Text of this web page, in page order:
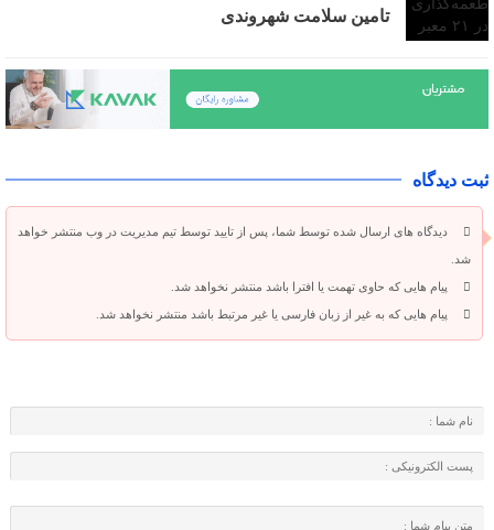
تامین سلامت شهروندی
ثبت دیدگاه
دیدگاه های ارسال شده توسط شما، پس از تایید توسط تیم مدیریت در وب منتشر خواهد
شد.
پیام هایی که حاوی تهمت یا افترا باشد منتشر نخواهد شد.
پیام هایی که به غیر از زبان فارسی یا غیر مرتبط باشد منتشر نخواهد شد.